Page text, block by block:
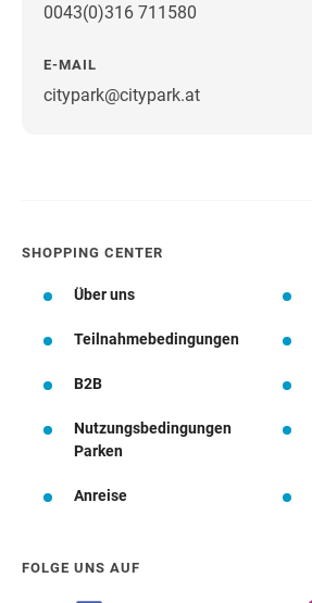
0043(0)316 711580
E-MAIL
citypark@citypark.atWegbeschreibung
SHOPPING CENTER
Über uns
Teilnahmebedingungen
B2B
Nutzungsbedingungen
Parken
Anreise
FOLGE UNS AUF